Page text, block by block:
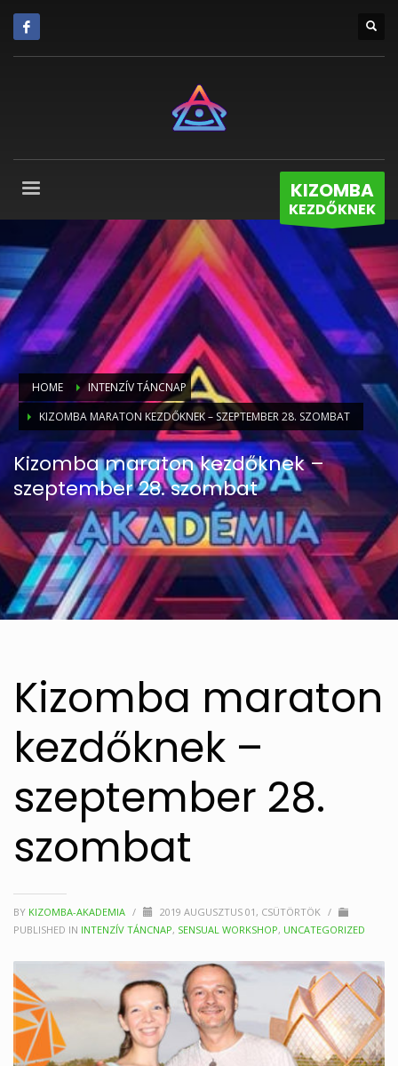
KIZOMBA
KEZDŐKNEK
HOME
INTENZÍV TÁNCNAP
KIZOMBA MARATON KEZDŐKNEK – SZEPTEMBER 28. SZOMBAT
Kizomba maraton kezdőknek –
szeptember 28. szombat
Kizomba maraton
kezdőknek –
szeptember 28.
szombat
BY KIZOMBA-AKADEMIA / 2019 AUGUSZTUS 01, CSÜTÖRTÖK /
PUBLISHED IN INTENZÍV TÁNCNAP, SENSUAL WORKSHOP, UNCATEGORIZED